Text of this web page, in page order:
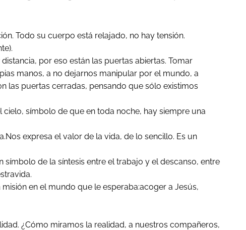
Todo su cuerpo está relajado, no hay tensión.
por eso están las puertas abiertas. Tomar
manos, a no dejarnos manipular por el mundo, a
las puertas cerradas, pensando que sólo existimos
símbolo de que en toda noche, hay siempre una
expresa el valor de la vida, de lo sencillo. Es un
de la síntesis entre el trabajo y el descanso, entre
en el mundo que le esperaba:acoger a Jesús,
¿Cómo miramos la realidad, a nuestros compañeros,